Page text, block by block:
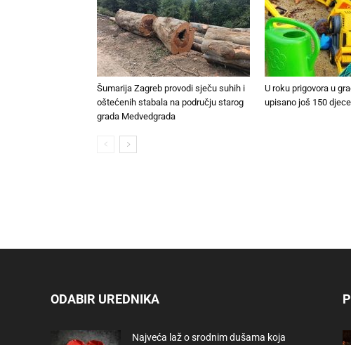
Šumarija Zagreb provodi sječu suhih i
oštećenih stabala na području starog
grada Medvedgrada
U roku prigovora u
upisano još 150 djece
ODABIR UREDNIKA
Najveća laž o srodnim dušama koja